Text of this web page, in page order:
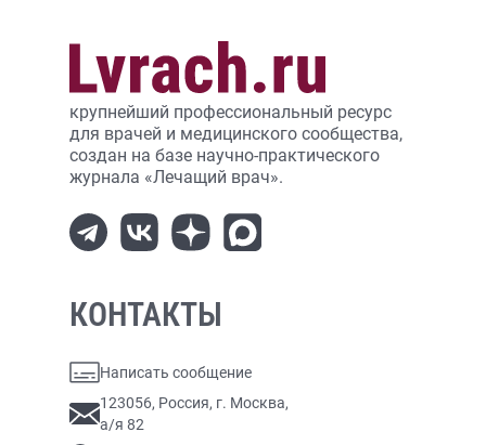
крупнейший профессиональный ресурс
для врачей и медицинского сообщества,
создан на базе научно-практического
журнала «Лечащий врач».
КОНТАКТЫ
Написать сообщение
123056, Россия, г. Москва,
а/я 82